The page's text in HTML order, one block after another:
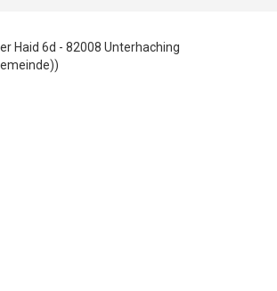
Haid 6d - 82008 Unterhaching